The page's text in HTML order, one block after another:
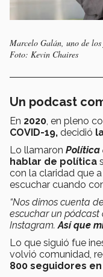
Marcelo Galán, uno de
Foto: Kevin Chaires
Un podcast
En 2020, en pleno
COVID-19, decidió
Lo llamaron Política
hablar de política
con la claridad que
escuchar cuando
“Nos dimos cuenta
escuchar un pódcast
Instagram.Así que
Lo que siguió fue
volvió comunidad,
800 seguidores